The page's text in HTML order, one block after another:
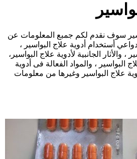
سوف نقدم لكم جمبع المعلومات عن
أستخدام أدوية علاج البواسير ،
والأثار الجانبية لأدوية علاج البواسير،
البواسير ، والمواد الفعالة فى أدوية
علاج البواسير وغيرها من معلومات